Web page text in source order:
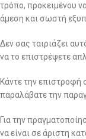
τρόπο, προκειμένου
άμεση και σωστή
Δεν σας ταιριάζει
να το επιστρέψετε
Κάντε την επιστροφή
παραλάβατε την
Για την
να είναι σε άριστη